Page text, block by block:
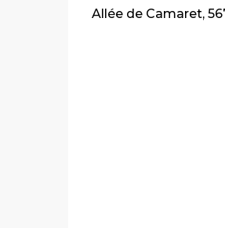
Allée de Camaret,